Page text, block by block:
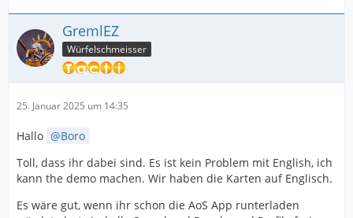
GremlEZ
Würfelschmeisser
25. Januar 2025 um 14:35
Hallo
Boro
Toll, dass ihr dabei sind. Es ist kein Problem mit English, ich
kann the demo machen. Wir haben die Karten auf Englisch.
Es wäre gut, wenn ihr schon die AoS App runterladen